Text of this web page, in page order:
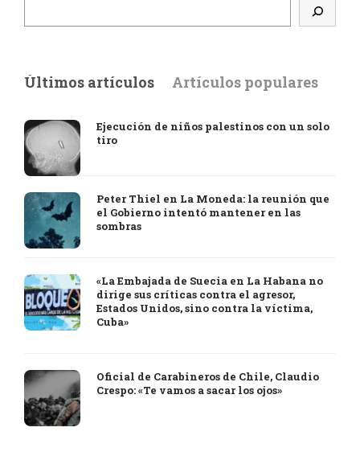
Últimos artículos Artículos populares
Ejecución de niños palestinos con un solo
tiro
Peter Thiel en La Moneda: la reunión que
el Gobierno intentó mantener en las
sombras
«La Embajada de Suecia en La Habana no
dirige sus críticas contra el agresor,
Estados Unidos, sino contra la víctima,
Cuba»
Oficial de Carabineros de Chile, Claudio
Crespo: «Te vamos a sacar los ojos»